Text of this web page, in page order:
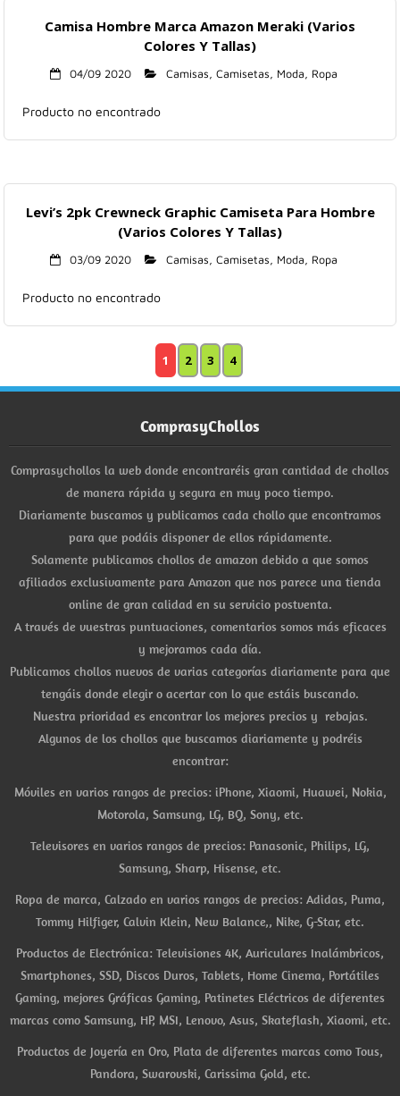
Camisa Hombre Marca Amazon Meraki (Varios
Colores Y Tallas)
04/09 2020 Camisas, Camisetas, Moda, Ropa
Producto no encontrado
Levi’s 2pk Crewneck Graphic Camiseta Para Hombre
(Varios Colores Y Tallas)
03/09 2020 Camisas, Camisetas, Moda, Ropa
Producto no encontrado
1 2 3 4
ComprasyChollos
Comprasychollos la web donde encontraréis gran cantidad de chollos
de manera rápida y segura en muy poco tiempo.
Diariamente buscamos y publicamos cada chollo que encontramos
para que podáis disponer de ellos rápidamente.
Solamente publicamos chollos de amazon debido a que somos
afiliados exclusivamente para Amazon que nos parece una tienda
online de gran calidad en su servicio postventa.
A través de vuestras puntuaciones, comentarios somos más eficaces
y mejoramos cada día.
Publicamos chollos nuevos de varias categorías diariamente para que
tengáis donde elegir o acertar con lo que estáis buscando.
Nuestra prioridad es encontrar los mejores precios y rebajas.
Algunos de los chollos que buscamos diariamente y podréis
encontrar:
Móviles en varios rangos de precios: iPhone, Xiaomi, Huawei, Nokia,
Motorola, Samsung, LG, BQ, Sony, etc.
Televisores en varios rangos de precios: Panasonic, Philips, LG,
Samsung, Sharp, Hisense, etc.
Ropa de marca, Calzado en varios rangos de precios: Adidas, Puma,
Tommy Hilfiger, Calvin Klein, New Balance,, Nike, G-Star, etc.
Productos de Electrónica: Televisiones 4K, Auriculares Inalámbricos,
Smartphones, SSD, Discos Duros, Tablets, Home Cinema, Portátiles
Gaming, mejores Gráficas Gaming, Patinetes Eléctricos de diferentes
marcas como Samsung, HP, MSI, Lenovo, Asus, Skateflash, Xiaomi, etc.
Productos de Joyería en Oro, Plata de diferentes marcas como Tous,
Pandora, Swarovski, Carissima Gold, etc.